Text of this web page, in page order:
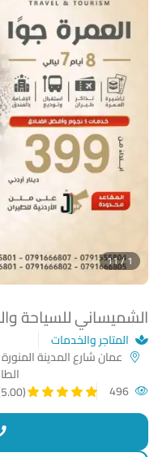
الشميساني للسياحة
المتاجر والخدمات
عمان شارع المدينة
(5.00)
1 / 11